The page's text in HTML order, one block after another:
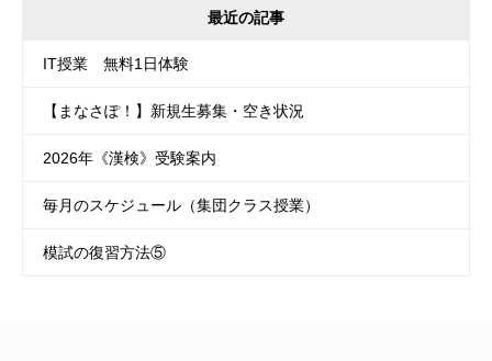
最近の記事
IT授業 無料1日体験
【まなさぽ！】新規生募集・空き状況
2026年《漢検》受験案内
毎月のスケジュール（集団クラス授業）
模試の復習方法⑤